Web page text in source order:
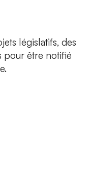
législatifs, des
pour être notifié